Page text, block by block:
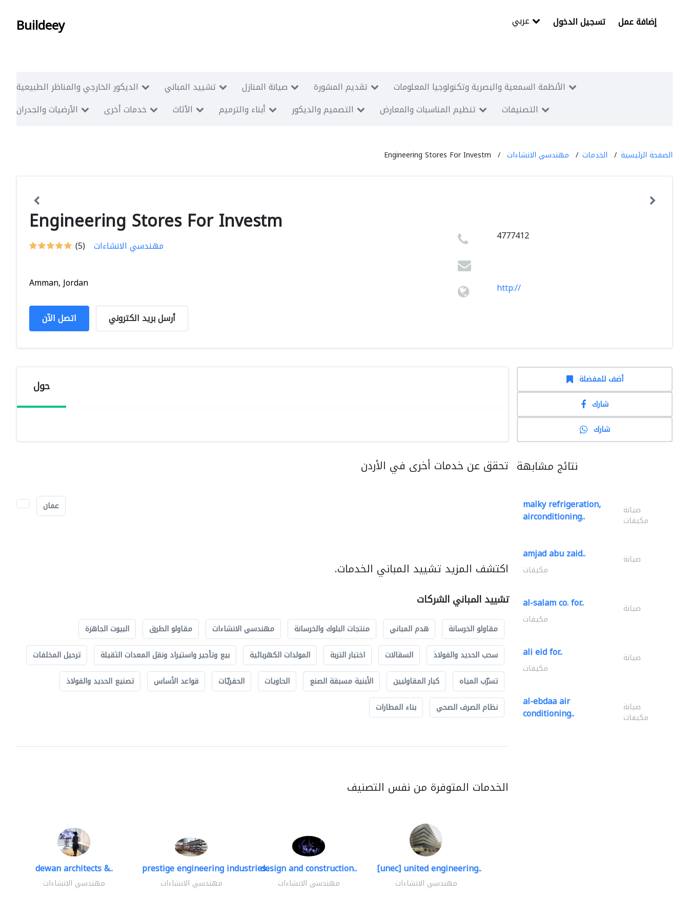
Buildeey تسجيل الدخول إضافة عمل
الديكور الخارجي والمناظر الطبيعية تشييد المباني صيانة المنازل تقديم المشورة
الأنظمة السمعية والبصرية وتكنولوجيا المعلومات
الأرضيات والجدران
خدمات أخرى الأثاث أبناء والترميم التصميم والديكور تنظيم المناسبات والمعارض التصنيفات
الصفحة الرئيسية الخدمات مهندسي الانشاءات Engineering Stores For Investm
Engineering Stores For Investm
(5) مهندسي الانشاءات
Amman, Jordan
اتصل الآن أرسل بريد الكتروني
4777412
http://
حول
تحقق عن خدمات أخرى في الأردن
عمان
اكتشف المزيد تشييد المباني الخدمات.
تشييد المباني الشركات
مقاولو الخرسانة هدم المباني منتجات البلوك والخرسانة مهندسي الانشاءات مقاولو الطرق
البيوت الجاهزة
سحب الحديد والفولاذ
السقالات اختبار التربة المولدات الكهربائية بيع وتأجير واستيراد ونقل المعدات الثقيلة
ترحيل المخلفات
تسرّب المياه
كبار المقاوليين الأبنية مسبقة الصنع الحاويات الحفريّات قواعد الأساس
تصنيع الحديد والفولاذ
نظام الصرف الصحي
بناء المطارات
الخدمات المتوفرة من نفس التصنيف
dewan architects &..
مهندسي الانشاءات
prestige engineering industries..
مهندسي الانشاءات
design and construction..
مهندسي الانشاءات
[unec] united engineering..
مهندسي الانشاءات
أضف للمفضلة
شارك
شارك
نتائج مشابهة
malky refrigeration,
airconditioning.. صيانة
مكيفات
amjad abu zaid.. صيانة
مكيفات
al-salam co. for.. صيانة
مكيفات
ali eid for.. صيانة
مكيفات
al-ebdaa air
conditioning.. صيانة
مكيفات